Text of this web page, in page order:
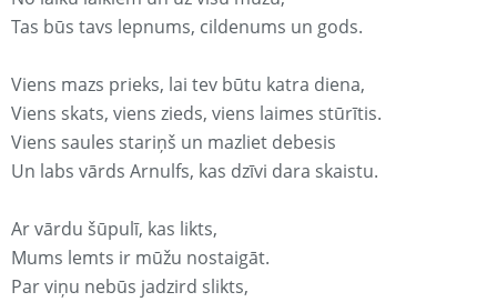
Tas būs tavs lepnums, cildenums un gods.
Viens mazs prieks, lai tev būtu katra diena,
Viens skats, viens zieds, viens laimes stūrītis.
Viens saules stariņš un mazliet debesis
Un labs vārds Arnulfs, kas dzīvi dara skaistu.
Ar vārdu šūpulī, kas likts,
Mums lemts ir mūžu nostaigāt.
Par viņu nebūs jadzird slikts,